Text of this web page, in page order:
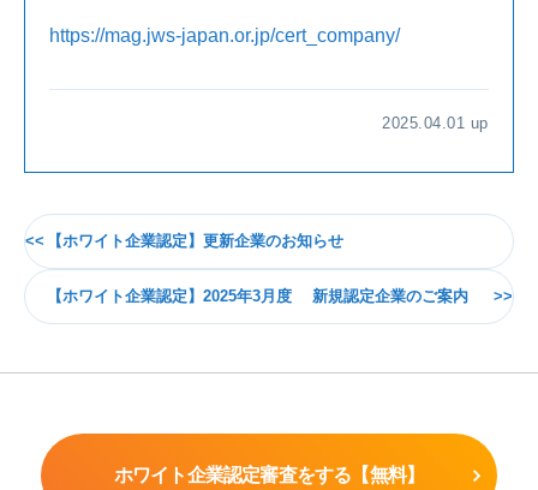
https://mag.jws-japan.or.jp/cert_company/
2025.04.01 up
【ホワイト企業認定】更新企業のお知らせ
【ホワイト企業認定】2025年3月度 新規認定企業のご案内
ホワイト企業認定審査をする【無料】